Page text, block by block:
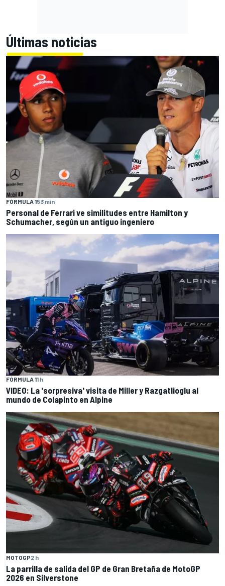
Últimas noticias
FÓRMULA 153 min
Personal de Ferrari ve similitudes entre Hamilton y
Schumacher, según un antiguo ingeniero
FÓRMULA 11 h
VIDEO: La 'sorpresiva' visita de Miller y Razgatlioglu al
mundo de Colapinto en Alpine
MOTOGP2 h
La parrilla de salida del GP de Gran Bretaña de MotoGP
2026 en Silverstone